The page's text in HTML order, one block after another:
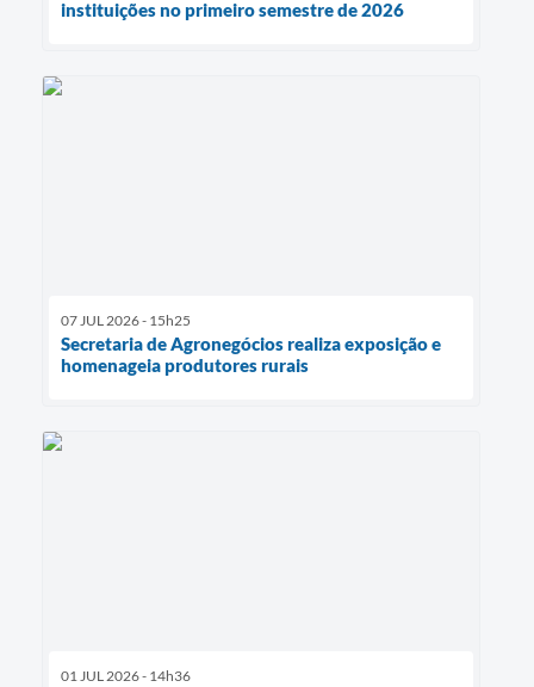
instituições no primeiro semestre de 2026
07 JUL 2026 - 15h25
Secretaria de Agronegócios realiza exposição e
homenageia produtores rurais
01 JUL 2026 - 14h36